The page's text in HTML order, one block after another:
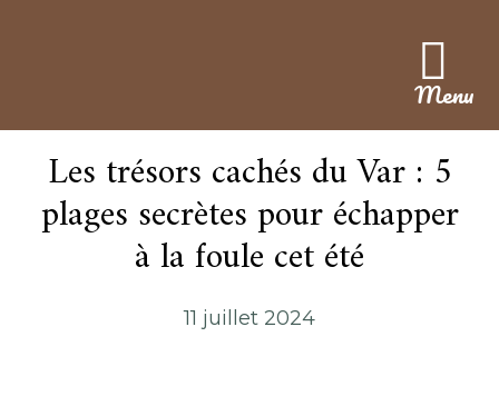
Menu
Les trésors cachés du Var : 5
plages secrètes pour échapper
à la foule cet été
11 juillet 2024